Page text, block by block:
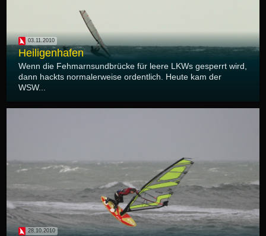
03.11.2010
Heiligenhafen
Wenn die Fehmarnsundbrücke für leere LKWs gesperrt wird,
dann hackts normalerweise ordentlich. Heute kam der
WSW...
28.10.2010